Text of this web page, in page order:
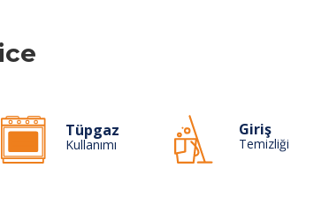
Tüpgaz
Kullanımı
Giriş
Temizliği